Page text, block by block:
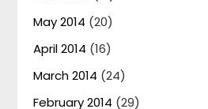
May 2014 (20)
April 2014 (16)
March 2014 (24)
February 2014 (29)